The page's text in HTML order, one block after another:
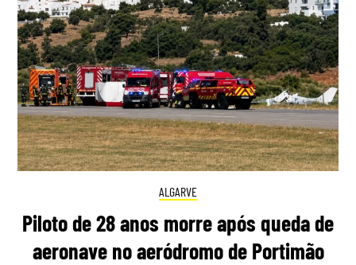
ALGARVE
Piloto de 28 anos morre após queda de
aeronave no aeródromo de Portimão